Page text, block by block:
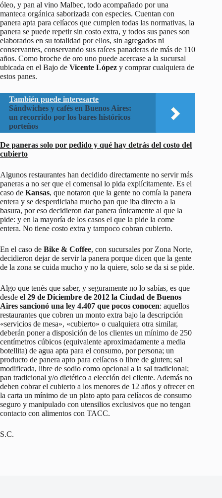
óleo, y pan al vino Malbec, todo acompañado por una
manteca orgánica saborizada con especies. Cuentan con
panera apta para celíacos que cumplen todas las normativas, la
panera se puede repetir sin costo extra, y todos sus panes son
elaborados en su totalidad por ellos, sin agregados ni
conservantes, conservando sus raíces panaderas de más de 110
años. Como broche de oro uno puede acercase a la sucursal
ubicada en el Bajo de Vicente López y comprar cualquiera de
estos panes.
También puede interesarte
Sándwiches y cafés en Buenos Aires:
un recorrido por los bares históricos
porteños
De paneras solo por pedido y qué hay detrás del costo del
cubierto
Algunos restaurantes han decidido directamente no servir más
paneras a no ser que el comensal lo pida explícitamente. Es el
caso de Kansas, que notaron que la gente no comía la panera
entera y se desperdiciaba mucho pan que iba directo a la
basura, por eso decidieron dar panera únicamente al que la
pide: y en la mayoría de los casos el que la pide la come
entera. No tiene costo extra y tampoco cobran cubierto.
En el caso de Bike & Coffee, con sucursales por Zona Norte,
decidieron dejar de servir la panera porque dicen que la gente
de la zona se cuida mucho y no la quiere, solo se da si se pide.
Algo que tenés que saber, y seguramente no lo sabías, es que
desde el 29 de Diciembre de 2012 la Ciudad de Buenos
Aires sancionó una ley 4.407 que pocos conocen: aquellos
restaurantes que cobren un monto extra bajo la descripción
«servicios de mesa», «cubierto» o cualquiera otra similar,
deberán poner a disposición de los clientes un mínimo de 250
centímetros cúbicos (equivalente aproximadamente a media
botellita) de agua apta para el consumo, por persona; un
producto de panera apto para celíacos o libre de gluten; sal
modificada, libre de sodio como opcional a la sal tradicional;
pan tradicional y/o dietético a elección del cliente. Además no
deben cobrar el cubierto a los menores de 12 años y ofrecer en
la carta un mínimo de un plato apto para celíacos de consumo
seguro y manipulado con utensilios exclusivos que no tengan
contacto con alimentos con TACC.
S.C.